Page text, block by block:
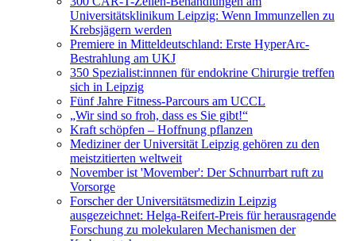
Universitätsklinikum Leipzig: Wenn Immunzellen zu
Krebsjägern werden
Premiere in Mitteldeutschland: Erste HyperArc-
Bestrahlung am UKJ
350 Spezialist:innnen für endokrine Chirurgie treffen
sich in Leipzig
Fünf Jahre Fitness-Parcours am UCCL
„Wir sind so froh, dass es Sie gibt!“
Kraft schöpfen – Hoffnung pflanzen
Mediziner der Universität Leipzig gehören zu den
meistzitierten weltweit
November ist 'Movember': Der Schnurrbart ruft zu
Vorsorge
Forscher der Universitätsmedizin Leipzig
ausgezeichnet: Helga-Reifert-Preis für herausragende
Forschung zu molekularen Mechanismen der